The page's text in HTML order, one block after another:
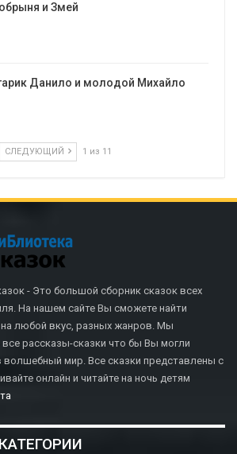
и Змей
Данило и молодой Михайло
СЛЕДУЮЩИЙ 1 из 11
- Это большой сборник сказок всех
На нашем сайте Вы сможете найти
на любой вкус, разных жанров. Мы
рассказы-сказки что бы Вы могли
волшебный мир. Все сказки представлены с
онлайн и читайте на ночь детям